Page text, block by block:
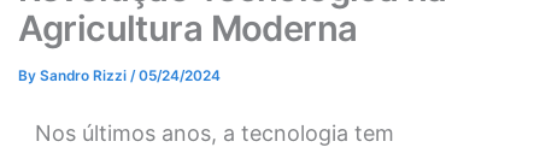
Agricultura Moderna
By Sandro Rizzi /05/24/2024
Nos últimos anos, a tecnologia tem